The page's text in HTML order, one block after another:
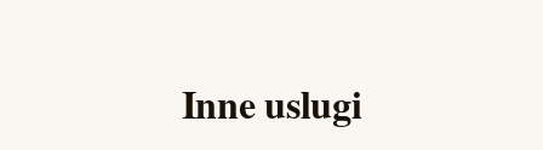
Inne uslugi